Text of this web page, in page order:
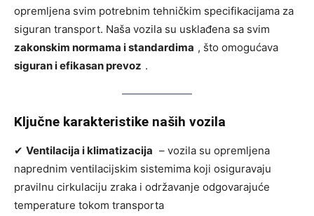
opremljena svim potrebnim tehničkim specifikacijama za
siguran transport. Naša vozila su usklađena sa svim
zakonskim normama i standardima , što omogućava
siguran i efikasan prevoz .
Ključne karakteristike naših vozila
✔ Ventilacija i klimatizacija – vozila su opremljena
naprednim ventilacijskim sistemima koji osiguravaju
pravilnu cirkulaciju zraka i održavanje odgovarajuće
temperature tokom transporta